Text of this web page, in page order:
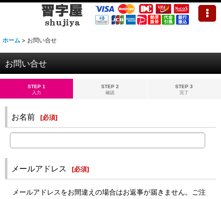
ホーム > お問い合せ
お問い合せ
STEP 1
入力
STEP 2
確認
STEP 3
完了
お名前 [必須]
メールアドレス [必須]
メールアドレスをお間違えの場合はお返事が届きません。ご注